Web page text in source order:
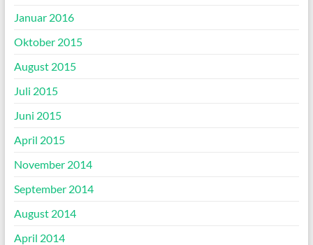
Januar 2016
Oktober 2015
August 2015
Juli 2015
Juni 2015
April 2015
November 2014
September 2014
August 2014
April 2014